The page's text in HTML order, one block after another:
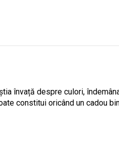
învață despre culori,
constitui oricând un cadou